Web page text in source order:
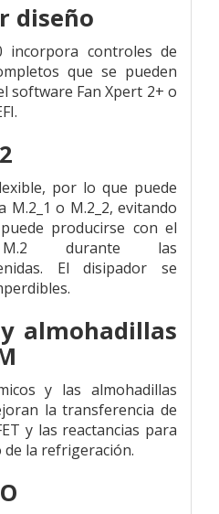
diseño
incorpora controles de
que se pueden
software Fan Xpert 2+ o
por lo que puede
o M.2_2, evitando
producirse con el
M.2 durante las
El disipador se
almohadillas
y las almohadillas
la transferencia de
y las reactancias para
la refrigeración.